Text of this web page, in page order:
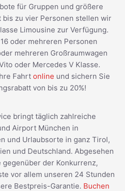
für Gruppen und größere
bis zu vier Personen stellen wir
Limousine zur Verfügung.
oder mehreren Personen
mehreren Großraumwagen
oder Mercedes V Klasse.
Fahrt online und sichern Sie
von bis zu 20%!
bringt täglich zahlreiche
Airport München in
und Urlaubsorte in ganz Tirol,
und Deutschland. Abgesehen
der Konkurrenz,
vor allem unseren 24 Stunden
Bestpreis-Garantie. Buchen